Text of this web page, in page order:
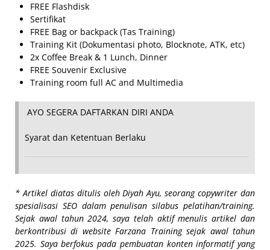
FREE Flashdisk
Sertifikat
FREE Bag or backpack (Tas Training)
Training Kit (Dokumentasi photo, Blocknote, ATK, etc)
2x Coffee Break & 1 Lunch, Dinner
FREE Souvenir Exclusive
Training room full AC and Multimedia
AYO SEGERA DAFTARKAN DIRI ANDA
Syarat dan Ketentuan Berlaku
*Artikel diatas ditulis oleh Diyah Ayu, seorang copywriter dan
spesialisasi SEO dalam penulisan silabus pelatihan/training.
Sejak awal tahun 2024, saya telah aktif menulis artikel dan
berkontribusi di website Farzana Training sejak awal tahun
2025. Saya berfokus pada pembuatan konten informatif yang